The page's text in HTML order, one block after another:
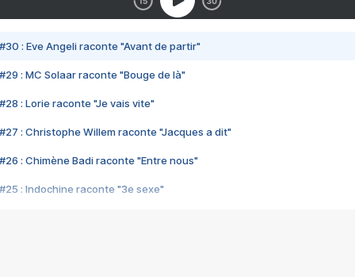
#30 : Eve Angeli raconte "Avant de partir"
#29 : MC Solaar raconte "Bouge de là"
#28 : Lorie raconte "Je vais vite"
#27 : Christophe Willem raconte "Jacques a dit"
#26 : Chimène Badi raconte "Entre nous"
#25 : Indochine raconte "3e sexe"